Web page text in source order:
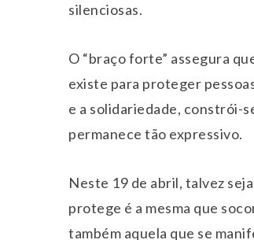
silenciosas.
O “braço forte” assegura
existe para proteger
e a solidariedade, constrói-
permanece tão expressivo.
Neste 19 de abril, talvez
protege é a mesma que
também aquela que se